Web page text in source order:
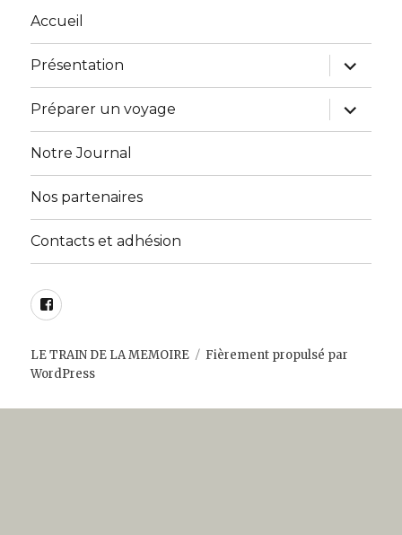
Accueil
Présentation
ouvrir
le
sous-
menu
Préparer un voyage
ouvrir
le
sous-
Notre Journal
Nos partenaires
Contacts et adhésion
Facebook
LE TRAIN DE LA MEMOIRE
Fièrement propulsé par
WordPress